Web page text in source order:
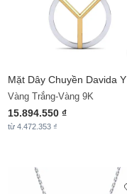
Mặt Dây Chuyền Davida Y
Vàng Trắng-Vàng 9K
15.894.550 ₫
từ 4.472.353 ₫